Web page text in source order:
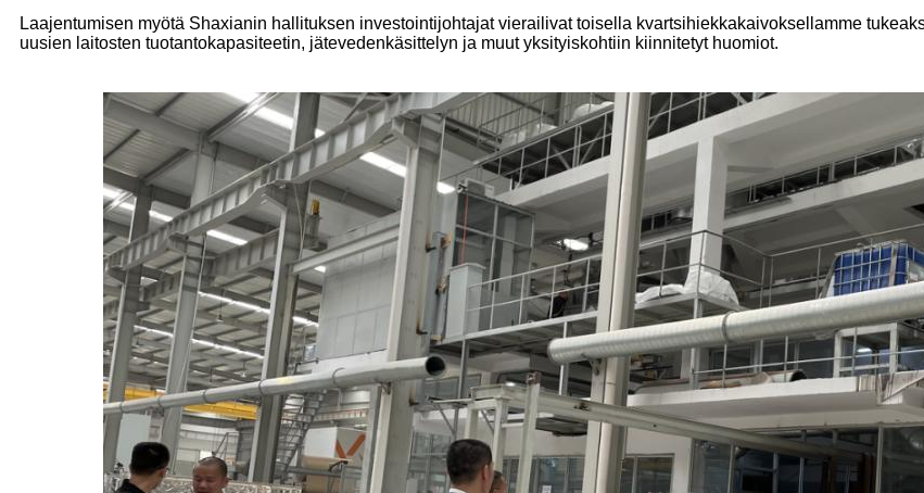
Laajentumisen myötä Shaxianin hallituksen investointijohtajat vierailivat toisella kvartsihiekkakaivoksellamme
uusien laitosten tuotantokapasiteetin, jätevedenkäsittelyn ja muut yksityiskohtiin kiinnitetyt huomiot.